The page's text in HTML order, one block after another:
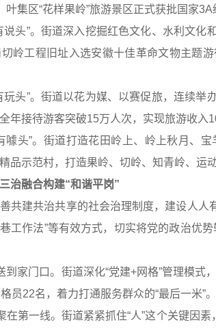
叶集区“花样果岭”旅游景区正式获批国家3A
说头”。街道深入挖掘红色文化、水利文
岭工程旧址入选安徽十佳革命文物主题
玩头”。街道以花为媒、以赛促旅，连续
年接待游客突破15万人次，实现旅游收入
噱头”。街道打造花田岭上、岭上秋月、
品示范村，打造果岭、切岭、知青岭、运
治融合构建“和谐平岗”
共建共治共享的社会治理制度，建设人
巷工作法”等有效方式，切实将党的政治
到家门口。街道深化“党建+网格”管理模
员22名，着力打通服务群众的“最后一米”。
在第一线。街道紧紧抓住“人”这个关键因